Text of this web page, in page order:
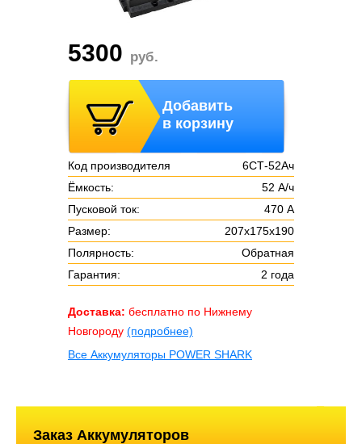
5300 руб.
Добавить
в корзину
Код производителя
6СТ-52Ач
Ёмкость:
52 А/ч
Пусковой ток:
470 А
Размер:
207х175х190
Полярность:
Обратная
Гарантия:
2 года
Доставка: бесплатно по Нижнему
Новгороду (подробнее)
Все Аккумуляторы POWER SHARK
Заказ Аккумуляторов